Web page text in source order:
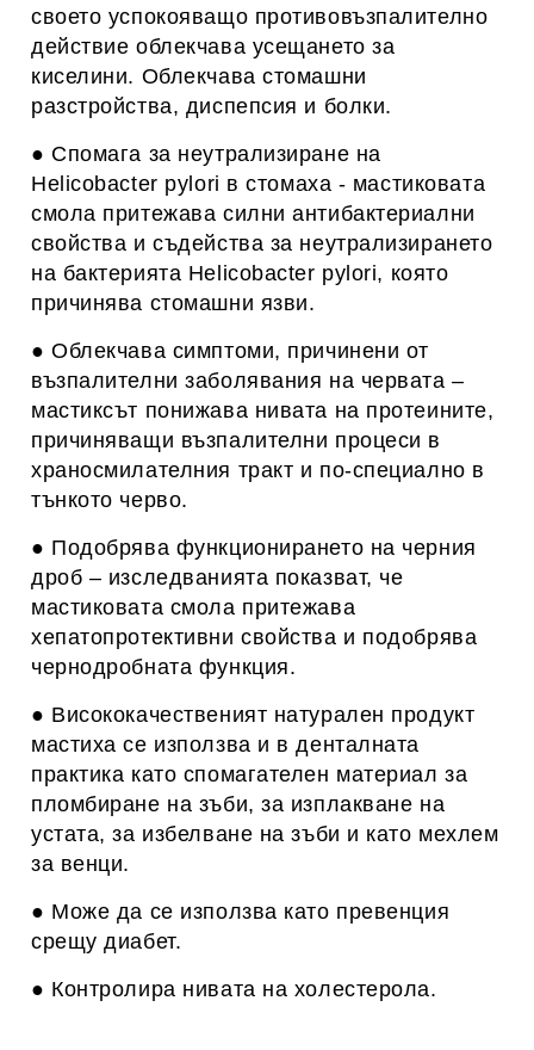
своето успокояващо противовъзпалително
действие облекчава усещането за
киселини. Облекчава стомашни
разстройства, диспепсия и болки.
● Спомага за неутрализиране на
Helicobacter pylori в стомаха - мастиковата
смола притежава силни антибактериални
свойства и съдейства за неутрализирането
на бактерията Helicobacter pylori, която
причинява стомашни язви.
● Облекчава симптоми, причинени от
възпалителни заболявания на червата –
мастиксът понижава нивата на протеините,
причиняващи възпалителни процеси в
храносмилателния тракт и по-специално в
тънкото черво.
● Подобрява функционирането на черния
дроб – изследванията показват, че
мастиковата смола притежава
хепатопротективни свойства и подобрява
чернодробната функция.
● Висококачественият натурален продукт
мастиха се използва и в денталната
практика като спомагателен материал за
пломбиране на зъби, за изплакване на
устата, за избелване на зъби и като мехлем
за венци.
● Може да се използва като превенция
срещу диабет.
● Контролира нивата на холестерола.